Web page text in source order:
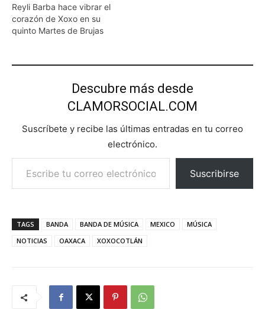
Reyli Barba hace vibrar el
corazón de Xoxo en su
quinto Martes de Brujas
Descubre más desde
CLAMORSOCIAL.COM
Suscríbete y recibe las últimas entradas en tu correo
electrónico.
Escribe tu correo electrónico…
Suscribirse
TAGS BANDA BANDA DE MÚSICA MEXICO
MÚSICA
NOTICIAS
OAXACA XOXOCOTLÁN